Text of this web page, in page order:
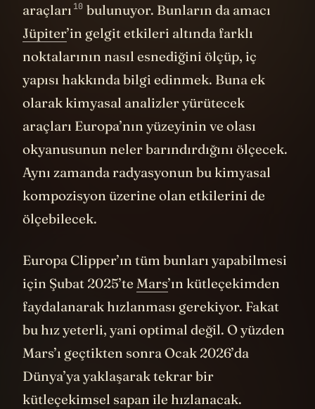
araçları 10 bulunuyor. Bunların da amacı
Jüpiter’in gelgit etkileri altında farklı
noktalarının nasıl esnediğini ölçüp, iç
yapısı hakkında bilgi edinmek. Buna ek
olarak kimyasal analizler yürütecek
araçları Europa’nın yüzeyinin ve olası
okyanusunun neler barındırdığını ölçecek.
Aynı zamanda radyasyonun bu kimyasal
kompozisyon üzerine olan etkilerini de
ölçebilecek.
Europa Clipper’ın tüm bunları yapabilmesi
için Şubat 2025’te Mars’ın kütleçekimden
faydalanarak hızlanması gerekiyor. Fakat
bu hız yeterli, yani optimal değil. O yüzden
Mars’ı geçtikten sonra Ocak 2026’da
Dünya’ya yaklaşarak tekrar bir
kütleçekimsel sapan ile hızlanacak.